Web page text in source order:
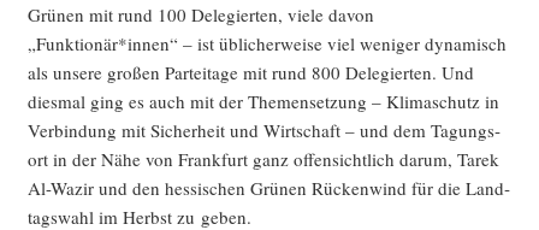
Grü­nen mit rund 100 Dele­gier­ten, vie­le davon
„Funktionär*innen“ – ist übli­cher­wei­se viel weni­ger dyna­misch
als unse­re gro­ßen Par­tei­ta­ge mit rund 800 Dele­gier­ten. Und
dies­mal ging es auch mit der The­men­set­zung – Kli­ma­schutz in
Ver­bin­dung mit Sicher­heit und Wirt­schaft – und dem Tagungs­
ort in der Nähe von Frank­furt ganz offen­sicht­lich dar­um, Tarek
Al-Wazir und den hes­si­schen Grü­nen Rücken­wind für die Land­
tags­wahl im Herbst zu geben.